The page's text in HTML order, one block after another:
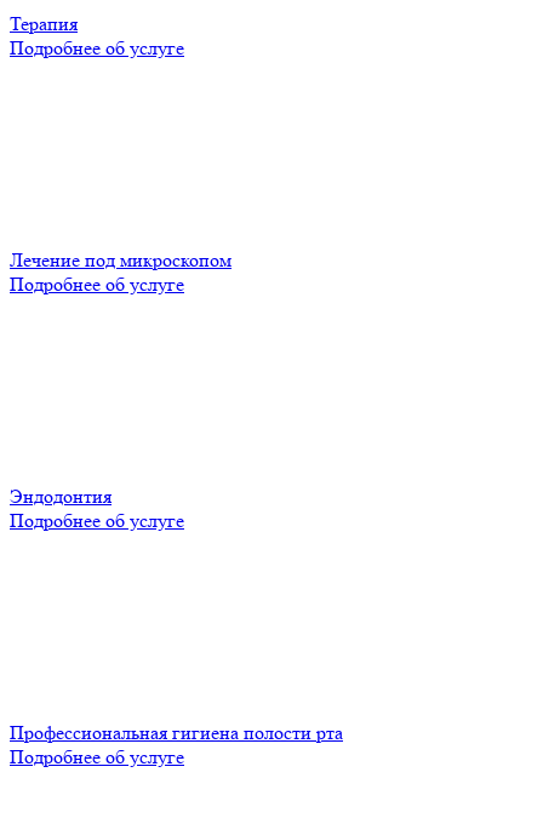
Терапия
Подробнее об услуге
Лечение под микроскопом
Подробнее об услуге
Эндодонтия
Подробнее об услуге
Профессиональная гигиена полости рта
Подробнее об услуге